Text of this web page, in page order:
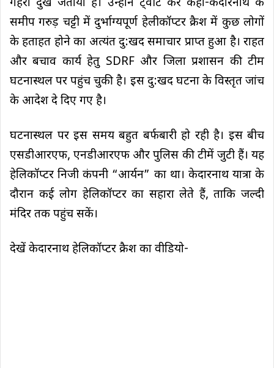
गहरा दुख जताया है। उन्होंने ट्वीट कर कहा-केदारनाथ के
समीप गरुड़ चट्टी में दुर्भाग्यपूर्ण हेलीकॉप्टर क्रैश में कुछ लोगों
के हताहत होने का अत्यंत दु:खद समाचार प्राप्त हुआ है। राहत
और बचाव कार्य हेतु SDRF और जिला प्रशासन की टीम
घटनास्थल पर पहुंच चुकी है। इस दु:खद घटना के विस्तृत जांच
के आदेश दे दिए गए है।
घटनास्थल पर इस समय बहुत बर्फबारी हो रही है। इस बीच
एसडीआरएफ, एनडीआरएफ और पुलिस की टीमें जुटी हैं। यह
ह‍ेल‍िकॉप्‍टर निजी कंपनी “आर्यन” का था। केदारनाथ यात्रा के
दौरान कई लोग हेल‍िकॉप्टर का सहारा लेते हैं, ताकि जल्दी
मंदिर तक पहुंच सकें।
देखें केदारनाथ हेल‍िकॉप्‍टर क्रैश का वीडियो-